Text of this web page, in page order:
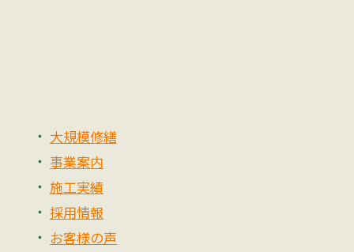
大規模修繕
事業案内
施工実績
採用情報
お客様の声